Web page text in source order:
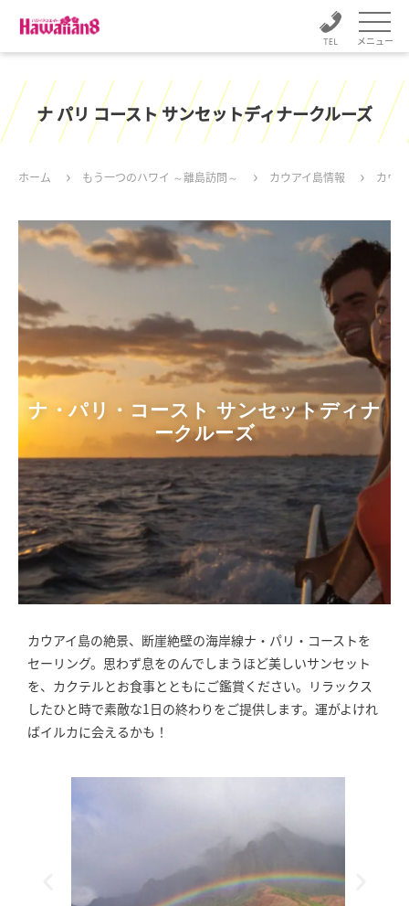
メニュー
ナ パリ コースト サンセットディナークルーズ
ホーム もう一つのハワイ ～離島訪問～ カウアイ島情報 カウ
ナ・パリ・コースト サンセットディナ
ークルーズ
カウアイ島の絶景、断崖絶壁の海岸線ナ・パリ・コーストを
セーリング。思わず息をのんでしまうほど美しいサンセット
を、カクテルとお食事とともにご鑑賞ください。リラックス
したひと時で素敵な1日の終わりをご提供します。運がよけれ
ばイルカに会えるかも！